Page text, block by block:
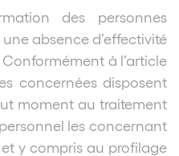
des personnes
absence d’effectivité
à l’article
concernées disposent
moment au traitement
les concernant
y compris au profilage